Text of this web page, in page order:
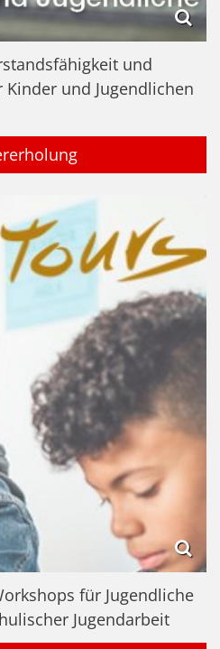
und
und Jugendlichen
für Jugendliche
Jugendarbeit